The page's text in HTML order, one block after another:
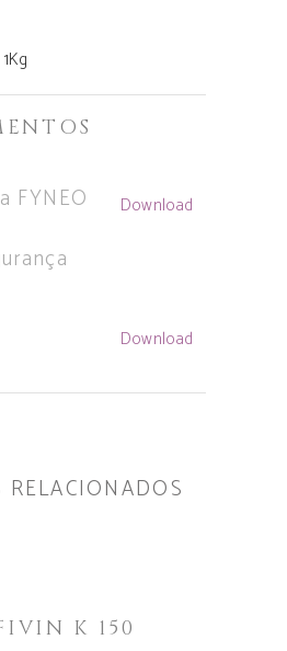
1Kg
FYNEO Download
Download
K 150